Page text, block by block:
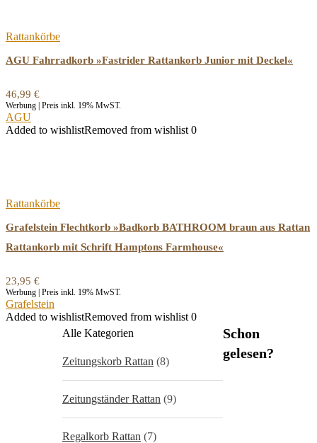
Rattankörbe
AGU Fahrradkorb »Fastrider Rattankorb Junior mit Deckel«
46,99 €
Werbung | Preis inkl. 19% MwST.
AGU
Added to wishlistRemoved from wishlist 0
Rattankörbe
Grafelstein Flechtkorb »Badkorb BATHROOM braun aus Rattan
Rattankorb mit Schrift Hamptons Farmhouse«
23,95 €
Werbung | Preis inkl. 19% MwST.
Grafelstein
Added to wishlistRemoved from wishlist 0
Alle Kategorien
Zeitungskorb Rattan (8)
Zeitungständer Rattan (9)
Regalkorb Rattan (7)
Schon
gelesen?